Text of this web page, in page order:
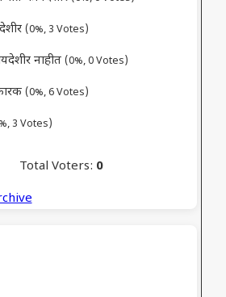
(0%, 3 Votes)
नाहीत (0%, 0 Votes)
(0%, 6 Votes)
3 Votes)
Total Voters: 0